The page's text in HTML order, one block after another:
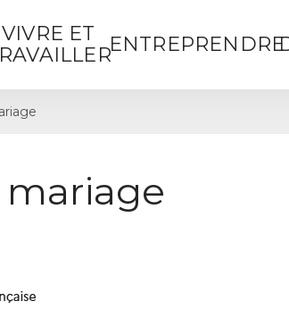
VIVRE ET
ENTREPRENDRE
mariage